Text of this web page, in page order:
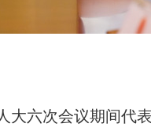
大六次会议期间代